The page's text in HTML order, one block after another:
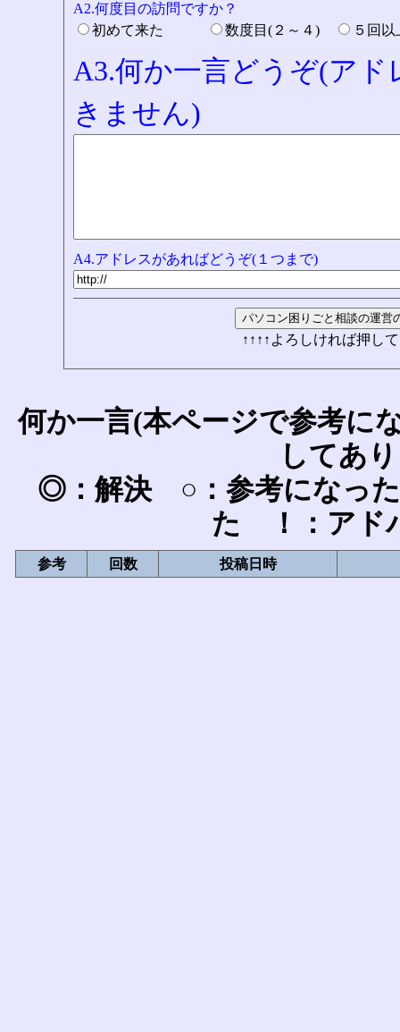
A2.何度目の訪問ですか？
初めて来た
数度目(２～４) ５回
A3.何か一言どうぞ(ア
きません)
A4.アドレスがあればどうぞ(１つまで)
↑↑↑↑よろしければ押し
何か一言(本ページで参考に
してあ
◎：解決 ○：参考になっ
た ！：アド
参考 回数 投稿日時